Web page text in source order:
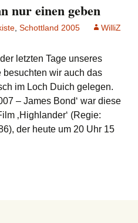
ist
da
nur einen geben
Schottland 2005 WilliZ
letzten Tage unseres
besuchten wir auch das
im Loch Duich gelegen.
– James Bond‘ war diese
‚Highlander‘ (Regie:
der heute um 20 Uhr 15